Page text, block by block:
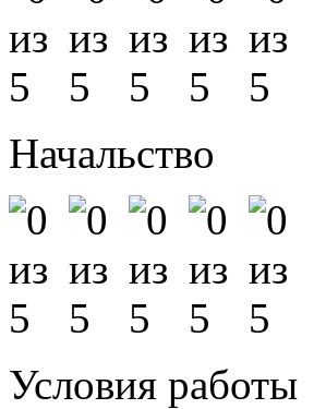
Начальство
Условия работы